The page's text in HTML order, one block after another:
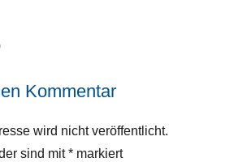
Kommentar
wird nicht veröffentlicht.
sind mit* markiert